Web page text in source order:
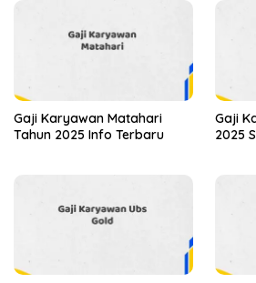
Gaji Karyawan Matahari
Tahun 2025 Info Terbaru
Gaji
2025